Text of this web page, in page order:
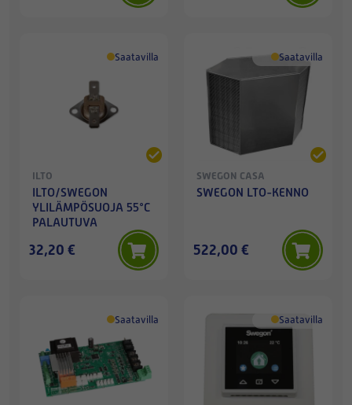
Saatavilla
ILTO
ILTO/SWEGON
YLILÄMPÖSUOJA 55°C
PALAUTUVA
32,20 €
Saatavilla
SWEGON CASA
SWEGON LTO-KENNO
522,00 €
Saatavilla Saatavilla